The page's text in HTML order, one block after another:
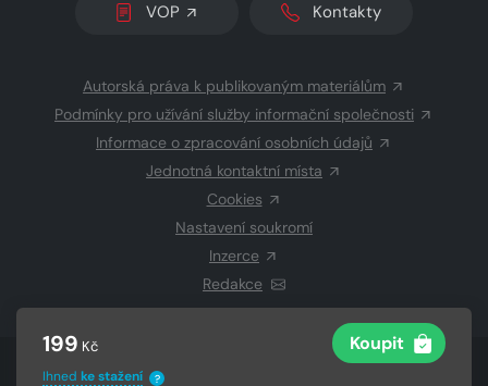
199 Kč Koupit
Ihned ke stažení ?
VOP Kontakty
Autorská práva k publikovaným materiálům
Podmínky pro užívání služby informační společnosti
Informace o zpracování osobních údajů
Jednotná kontaktní místa
Cookies
Nastavení soukromí
Inzerce
Redakce
© 2026 Copyright CZECH NEWS CENTER a.s.a dodavatelé